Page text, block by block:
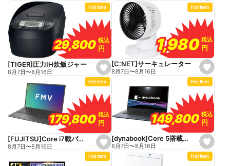
e
t
a
v
o
r
i
e
e
t
a
v
o
r
i
e
s
e
t
a
v
o
r
i
e
Hot Item
29,800
29,800 税込
税込
円
円
[TIGER]圧力IH炊飯ジャー
8月7日〜8月16日
s
e
t
a
v
o
r
i
e
Hot Item
1,980
1,980 税込
税込
円
円
[C:NET]サーキュレーター
8月7日〜8月16日
s
e
t
Hot Item
179,800
179,800 税込
税込
円
円
[FUJITSU]Core i7載パソコン
8月7日〜8月16日
s
e
t
Hot Item
149,800
149,800 税込
税込
円
円
[dynabook]Core 5搭載パソコン
8月7日〜8月16日
Hot Item Hot Item